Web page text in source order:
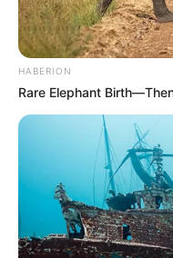
Participe
Fique informado em
notícias de
Clique aqui
HABERION
Rare Elephant